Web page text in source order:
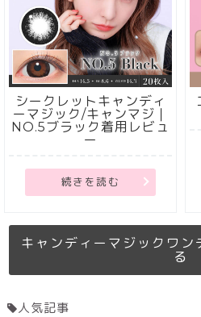
シークレットキャンディ
ーマジック/キャンマジ｜
NO.5ブラック着用レビュ
ー
続きを読む
キャンディーマジックワ
る
人気記事